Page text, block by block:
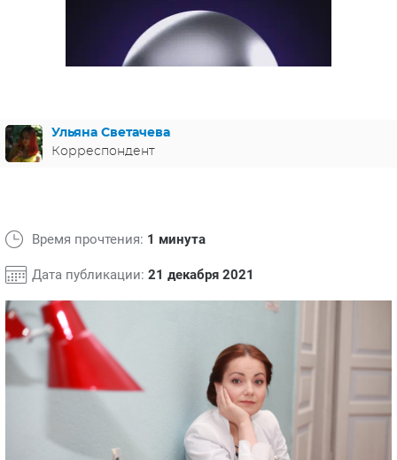
ФРАНЦИЯ
Ульяна Светачева
Корреспондент
Время прочтения: 1 минута
Дата публикации: 21 декабря 2021